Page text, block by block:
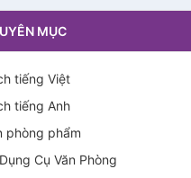
MỤC
tiếng Việt
tiếng Anh
phòng phẩm
Dụng Cụ Văn Phòng